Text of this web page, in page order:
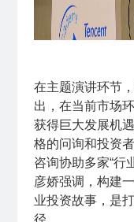
在主题演讲环节，
出，在当前市场
获得巨大发展机
格的问询和投资
咨询协助多家“行
彦娇强调，构建
业投资故事，是